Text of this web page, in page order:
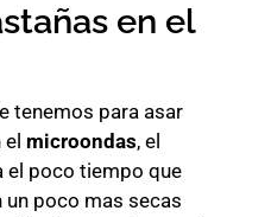
en el
tenemos para asar
microondas, el
el poco tiempo que
un poco mas secas